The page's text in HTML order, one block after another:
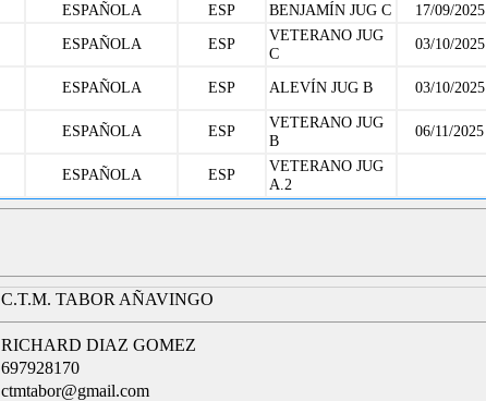
ESPAÑOLA ESP BENJAMÍN JUG C 17/09/2025
ESPAÑOLA ESP
VETERANO JUG
C
03/10/2025
ESPAÑOLA ESP ALEVÍN JUG B 03/10/2025
ESPAÑOLA ESP
VETERANO JUG
B
06/11/2025
ESPAÑOLA ESP
VETERANO JUG
A.2
C.T.M. TABOR AÑAVINGO
RICHARD DIAZ GOMEZ
697928170
ctmtabor@gmail.com